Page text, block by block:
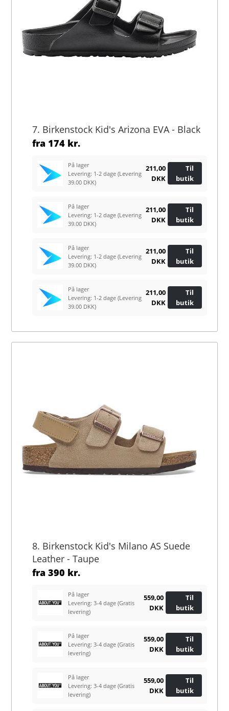
7. Birkenstock Kid's Arizona EVA - Black
fra 174 kr.
På lager
Levering: 1-2 dage(Levering
39.00 DKK)
211,00
DKK
Til
butik
På lager
Levering: 1-2 dage(Levering
39.00 DKK)
211,00
DKK
Til
butik
På lager
Levering: 1-2 dage(Levering
39.00 DKK)
211,00
DKK
Til
butik
På lager
Levering: 1-2 dage(Levering
39.00 DKK)
211,00
DKK
Til
butik
8. Birkenstock Kid's Milano AS Suede
Leather - Taupe
fra390 kr.
På lager
Levering: 3-4 dage(Gratis
levering)
559,00
DKK
Til
butik
På lager
Levering: 3-4 dage(Gratis
levering)
559,00
DKK
Til
butik
På lager
Levering: 3-4 dage(Gratis
levering)
559,00
DKK
Til
butik